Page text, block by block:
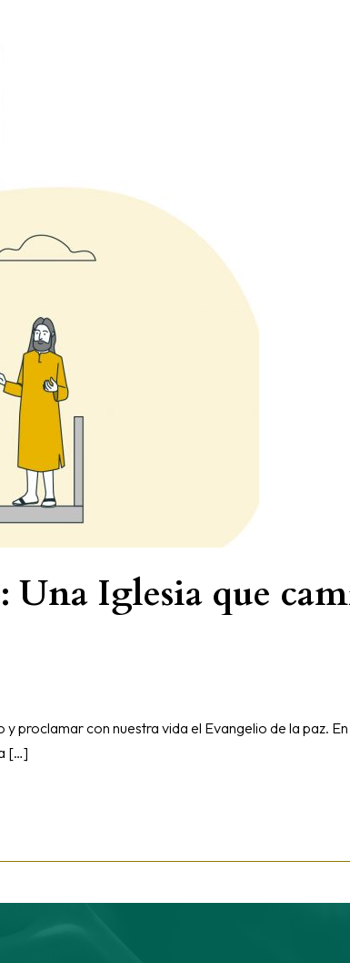
Una Iglesia que
proclamar con nuestra vida el Evangelio de la paz.
[…]